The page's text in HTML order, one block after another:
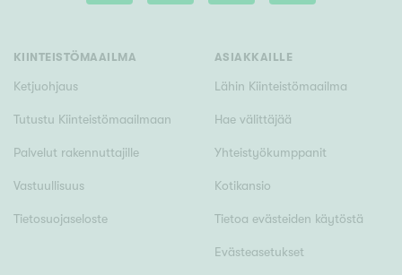
KIINTEISTÖMAAILMA
Ketjuohjaus
Tutustu Kiinteistömaailmaan
Palvelut rakennuttajille
Vastuullisuus
Tietosuojaseloste
ASIAKKAILLE
Lähin Kiinteistömaailma
Hae välittäjää
Yhteistyökumppanit
Kotikansio
Tietoa evästeiden käytöstä
Evästeasetukset